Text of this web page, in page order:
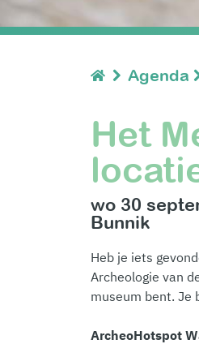
Agenda
Het
wo 30
Bunnik
Heb je iets
Archeologie van
museum bent. Je
ArcheoHotspot